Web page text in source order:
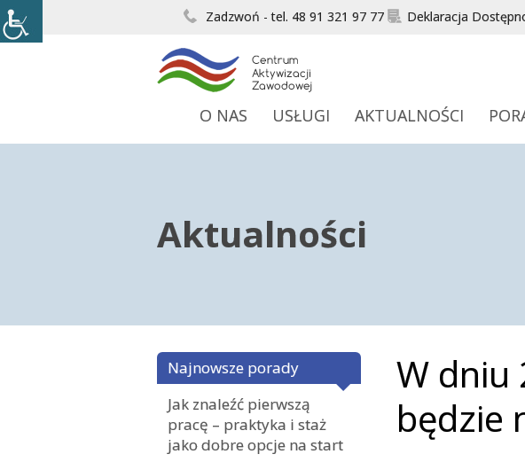
Zadzwoń - tel. 48 91 321 97 77 Deklaracja
O NAS USŁUGI AKTUALNOŚCI
Aktualności
W dniu
będzie
Najnowsze porady
Jak znaleźć pierwszą
pracę – praktyka i staż
jako dobre opcje na start